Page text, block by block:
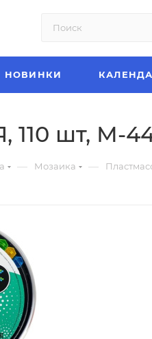
НОВИНКИ
шт, М-
— Мозаика —